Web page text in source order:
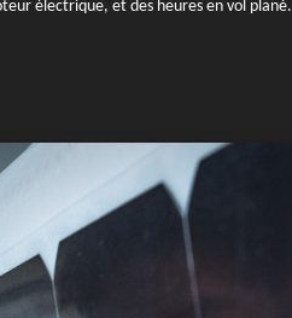
électrique, et des heures en vol plané.